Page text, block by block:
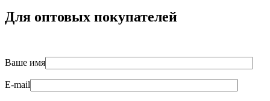
Для оптовых покупателей
Ваше имя
E-mail